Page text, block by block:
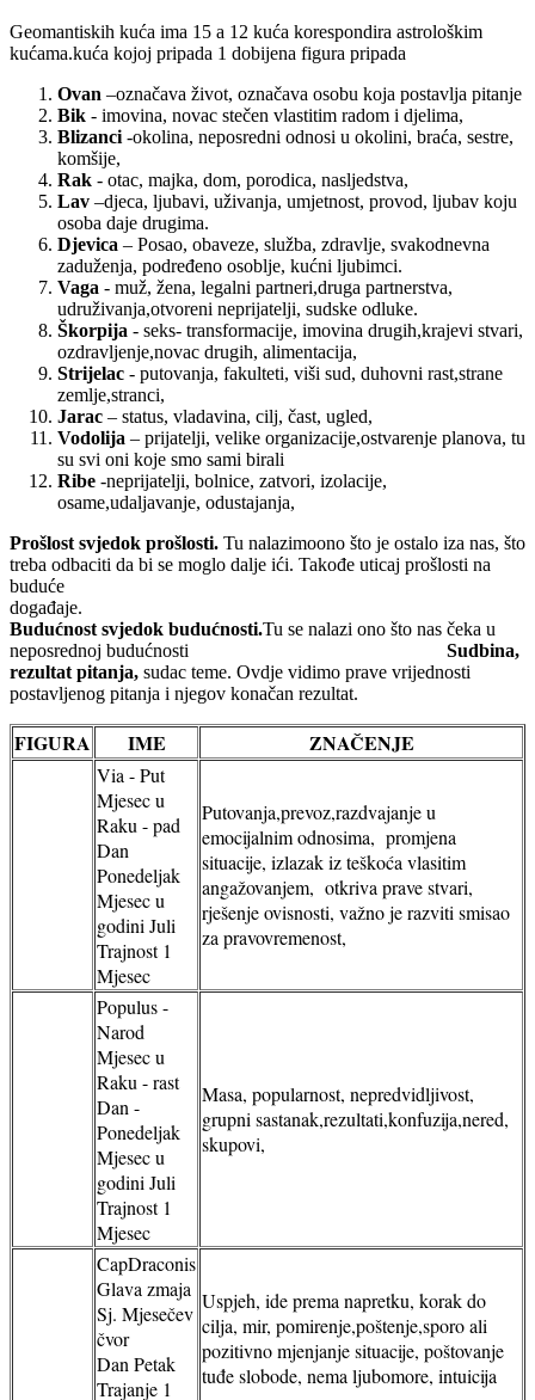
Geomantiskih kuća ima 15 a 12 kuća korespondira astrološkim
kućama.kuća kojoj pripada 1 dobijena figura pripada
Ovan –označava život, označava osobu koja postavlja pitanje
Bik - imovina, novac stečen vlastitim radom i djelima,
Blizanci -okolina, neposredni odnosi u okolini, braća, sestre,
komšije,
Rak - otac, majka, dom, porodica, nasljedstva,
Lav –djeca, ljubavi, uživanja, umjetnost, provod, ljubav koju
osoba daje drugima.
Djevica – Posao, obaveze, služba, zdravlje, svakodnevna
zaduženja, podređeno osoblje, kućni ljubimci.
Vaga - muž, žena, legalni partneri,druga partnerstva,
udruživanja,otvoreni neprijatelji, sudske odluke.
Škorpija - seks- transformacije, imovina drugih,krajevi stvari,
ozdravljenje,novac drugih, alimentacija,
Strijelac - putovanja, fakulteti, viši sud, duhovni rast,strane
zemlje,stranci,
Jarac – status, vladavina, cilj, čast, ugled,
Vodolija – prijatelji, velike organizacije,ostvarenje planova, tu
su svi oni koje smo sami birali
Ribe -neprijatelji, bolnice, zatvori, izolacije,
osame,udaljavanje, odustajanja,
Prošlost svjedok prošlosti. Tu nalazimoono što je ostalo iza nas, što
treba odbaciti da bi se moglo dalje ići. Takođe uticaj prošlosti na
buduće
Budućnost svjedok budućnosti.Tu se nalazi ono što nas čeka u
neposrednoj budućnosti Sudbina,
rezultat pitanja, sudac teme. Ovdje vidimo prave vrijednosti
postavljenog pitanja i njegov konačan rezultat.
FIGURA IME ZNAČENJE
Via - Put
Mjesec u
Raku - pad
Dan
Ponedeljak
Mjesec u
godini Juli
Trajnost 1
Mjesec
Putovanja,prevoz,razdvajanje u
emocijalnim odnosima, promjena
situacije, izlazak iz teškoća vlasitim
angažovanjem, otkriva prave stvari,
rješenje ovisnosti, važno je razviti smisao
za pravovremenost,
Populus -
Narod
Mjesec u
Raku - rast
Dan -
Ponedeljak
Mjesec u
godini Juli
Trajnost 1
Mjesec
Masa, popularnost, nepredvidljivost,
grupni sastanak,rezultati,konfuzija,nered,
skupovi,
CapDraconis
Glava zmaja
Sj. Mjesečev
čvor
Dan Petak
Trajanje 1
Uspjeh, ide prema napretku, korak do
cilja, mir, pomirenje,poštenje,sporo ali
pozitivno mjenjanje situacije, poštovanje
tuđe slobode, nema ljubomore, intuicija